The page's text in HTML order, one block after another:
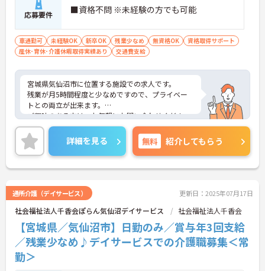
応募要件 ■資格不問 ※未経験の方でも可能
車通勤可 未経験OK 新卒OK 残業少なめ 無資格OK
資格取得サポート
産休･育休･介護休暇取得実績あり
交通費支給
宮城県気仙沼市に位置する施設での求人です。
残業が月5時間程度と少なめですので、プライベー
トとの両立が出来ます。
ご興味のある方は、お気軽にお問い合わせくださ
い。
詳細を見る 無料 紹介してもらう
通所介護（デイサービス） 更新日：2025年07月17日
社会福祉法人千香会ぽらん気仙沼デイサービス 社会福祉法人千香会
【宮城県／気仙沼市】日勤のみ／賞与年3回支給
／残業少なめ♪デイサービスでの介護職募集＜常
勤＞